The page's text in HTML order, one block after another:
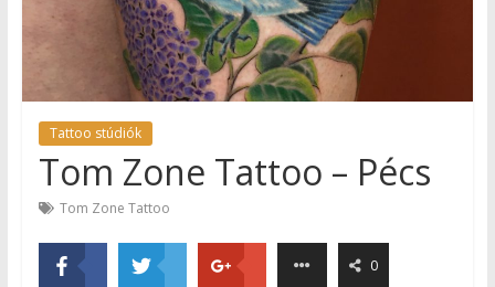
Tattoo stúdiók
Tom Zone Tattoo – Pécs
Tom Zone Tattoo
0